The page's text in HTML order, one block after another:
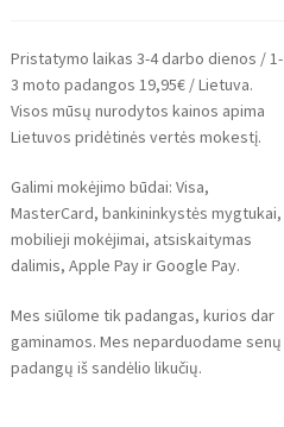
Pristatymo laikas 3-4 darbo dienos / 1-
3 moto padangos 19,95€ / Lietuva.
Visos mūsų nurodytos kainos apima
Lietuvos pridėtinės vertės mokestį.
Galimi mokėjimo būdai: Visa,
MasterCard, bankininkystės mygtukai,
mobilieji mokėjimai, atsiskaitymas
dalimis, Apple Pay ir Google Pay.
Mes siūlome tik padangas, kurios dar
gaminamos. Mes neparduodame senų
padangų iš sandėlio likučių.